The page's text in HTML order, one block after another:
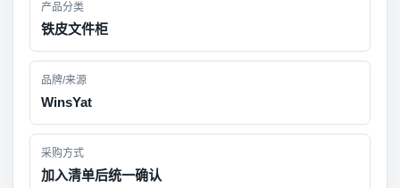
产品分类
铁皮文件柜
品牌/来源
WinsYat
采购方式
加入清单后统一确认